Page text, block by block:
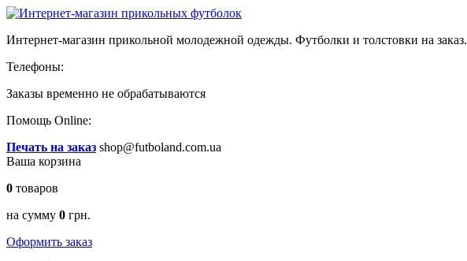
Интернет-магазин прикольной молодежной одежды. Футболки и толстовки на заказ.
Телефоны:
Заказы временно не обрабатываются
Помощь Online:
Печать на заказ shop@futboland.com.ua
Ваша корзина
0 товаров
на сумму 0 грн.
Оформить заказ